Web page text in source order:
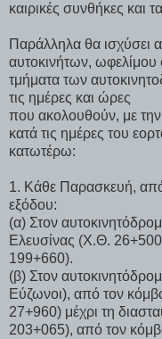
καιρικές συνθήκες και
Παράλληλα θα ισχύσει
αυτοκινήτων,
τμήματα των
τις ημέρες και ώρες
που ακολουθούν, με
κατά τις ημέρες του
κατωτέρω:
1. Κάθε Παρασκευή,
εξόδου:
(α) Στον
Ελευσίνας (Χ.Θ.
199+660).
(β) Στον
Εύζωνοι), από τον
27+960) μέχρι τη
203+065), από τον